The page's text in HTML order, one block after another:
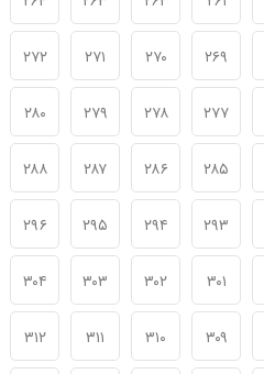
۲۶۹ ۲۷۰ ۲۷۱ ۲۷۲
۲۷۷ ۲۷۸ ۲۷۹ ۲۸۰
۲۸۵ ۲۸۶ ۲۸۷ ۲۸۸
۲۹۳ ۲۹۴ ۲۹۵ ۲۹۶
۳۰۱ ۳۰۲ ۳۰۳ ۳۰۴
۳۰۹ ۳۱۰ ۳۱۱ ۳۱۲